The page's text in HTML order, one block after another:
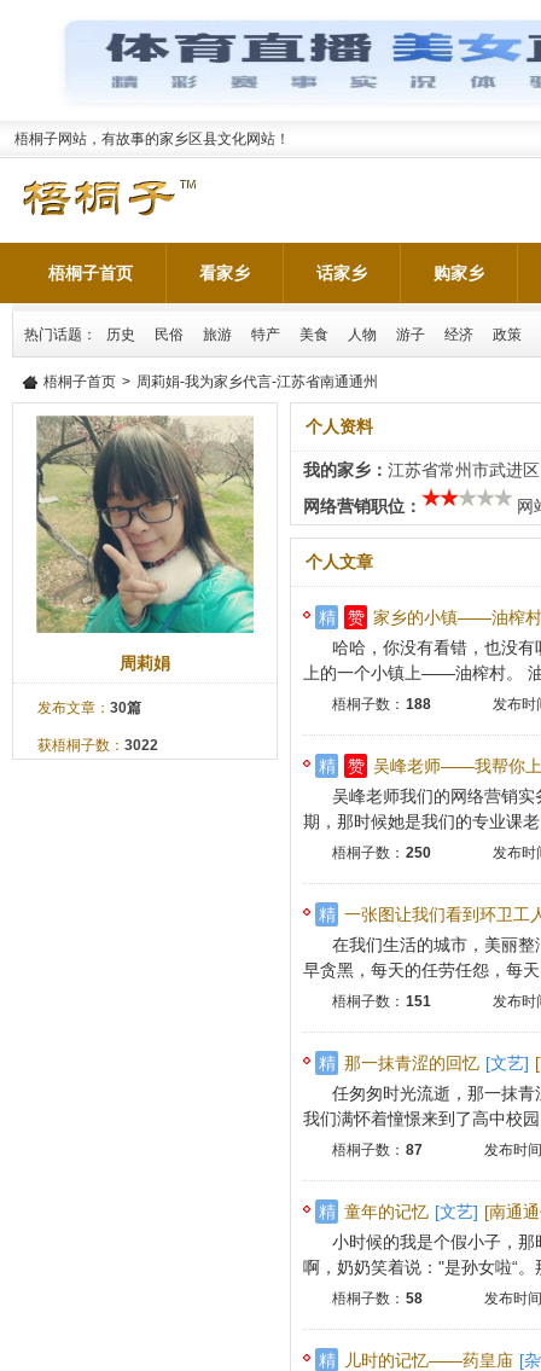
梧桐子网站，有故事的家乡区县文化网站！
梧桐子首页 看家乡 话家乡 购家乡
热门话题： 历史 民俗 旅游 特产 美食 人物 游子 经济 政策
梧桐子首页 > 周莉娟-我为家乡代言-江苏省南通通州
周莉娟
发布文章： 30篇
获梧桐子数： 3022
个人资料
我的家乡： 江苏省常州市武进区
网络营销职位：
网
个人文章
精 赞 家乡的小镇——油榨
哈哈，你没有看错，也没
上的一个小镇上——油榨村。
梧桐子数： 188 发布时
精 赞 吴峰老师——我帮你
吴峰老师我们的网络营销
期，那时候她是我们的专业课
梧桐子数： 250 发布时
精 一张图让我们看到环卫工
在我们生活的城市，美丽
早贪黑，每天的任劳任怨，每
梧桐子数： 151 发布时
精 那一抹青涩的回忆 [文艺]
任匆匆时光流逝，那一抹
我们满怀着憧憬来到了高中校
梧桐子数： 87 发布时
精 童年的记忆 [文艺] [南通
小时候的我是个假小子，
啊，奶奶笑着说："是孙女啦“
梧桐子数： 58 发布时
精 儿时的记忆——药皇庙 [